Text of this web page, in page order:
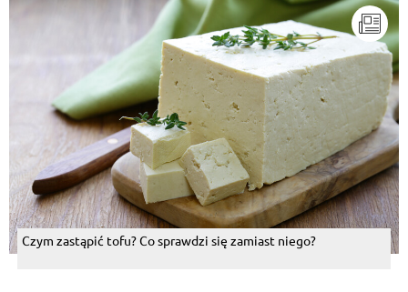
Czym zastąpić tofu? Co sprawdzi się zamiast niego?